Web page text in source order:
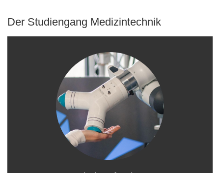
Der Studiengang Medizintechnik